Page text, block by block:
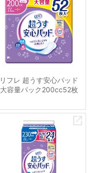
リフレ 超うす安心パッド
大容量パック200cc52枚